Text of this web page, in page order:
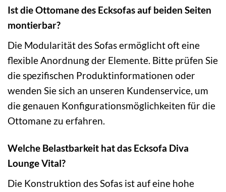
Ist die Ottomane des Ecksofas auf beiden Seiten
montierbar?
Die Modularität des Sofas ermöglicht oft eine
flexible Anordnung der Elemente. Bitte prüfen Sie
die spezifischen Produktinformationen oder
wenden Sie sich an unseren Kundenservice, um
die genauen Konfigurationsmöglichkeiten für die
Ottomane zu erfahren.
Welche Belastbarkeit hat das Ecksofa Diva
Lounge Vital?
Die Konstruktion des Sofas ist auf eine hohe